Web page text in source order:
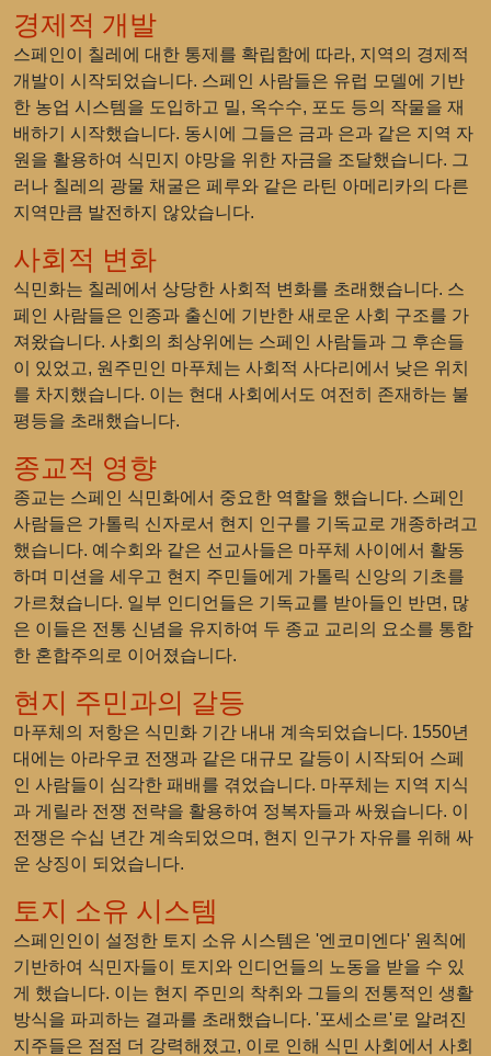
경제적 개발
스페인이 칠레에 대한 통제를 확립함에 따라, 지역의 경제적
개발이 시작되었습니다. 스페인 사람들은 유럽 모델에 기반
한 농업 시스템을 도입하고 밀, 옥수수, 포도 등의 작물을 재
배하기 시작했습니다. 동시에 그들은 금과 은과 같은 지역 자
원을 활용하여 식민지 야망을 위한 자금을 조달했습니다. 그
러나 칠레의 광물 채굴은 페루와 같은 라틴 아메리카의 다른
지역만큼 발전하지 않았습니다.
사회적 변화
식민화는 칠레에서 상당한 사회적 변화를 초래했습니다. 스
페인 사람들은 인종과 출신에 기반한 새로운 사회 구조를 가
져왔습니다. 사회의 최상위에는 스페인 사람들과 그 후손들
이 있었고, 원주민인 마푸체는 사회적 사다리에서 낮은 위치
를 차지했습니다. 이는 현대 사회에서도 여전히 존재하는 불
평등을 초래했습니다.
종교적 영향
종교는 스페인 식민화에서 중요한 역할을 했습니다. 스페인
사람들은 가톨릭 신자로서 현지 인구를 기독교로 개종하려고
했습니다. 예수회와 같은 선교사들은 마푸체 사이에서 활동
하며 미션을 세우고 현지 주민들에게 가톨릭 신앙의 기초를
가르쳤습니다. 일부 인디언들은 기독교를 받아들인 반면, 많
은 이들은 전통 신념을 유지하여 두 종교 교리의 요소를 통합
한 혼합주의로 이어졌습니다.
현지 주민과의 갈등
마푸체의 저항은 식민화 기간 내내 계속되었습니다. 1550년
대에는 아라우코 전쟁과 같은 대규모 갈등이 시작되어 스페
인 사람들이 심각한 패배를 겪었습니다. 마푸체는 지역 지식
과 게릴라 전쟁 전략을 활용하여 정복자들과 싸웠습니다. 이
전쟁은 수십 년간 계속되었으며, 현지 인구가 자유를 위해 싸
운 상징이 되었습니다.
토지 소유 시스템
스페인인이 설정한 토지 소유 시스템은 '엔코미엔다' 원칙에
기반하여 식민자들이 토지와 인디언들의 노동을 받을 수 있
게 했습니다. 이는 현지 주민의 착취와 그들의 전통적인 생활
방식을 파괴하는 결과를 초래했습니다. '포세소르'로 알려진
지주들은 점점 더 강력해졌고, 이로 인해 식민 사회에서 사회